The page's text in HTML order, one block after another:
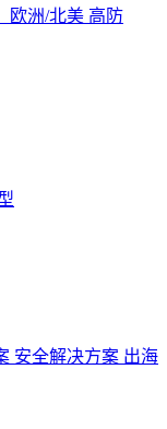
欧洲/北美 高防
安全解决方案 出海